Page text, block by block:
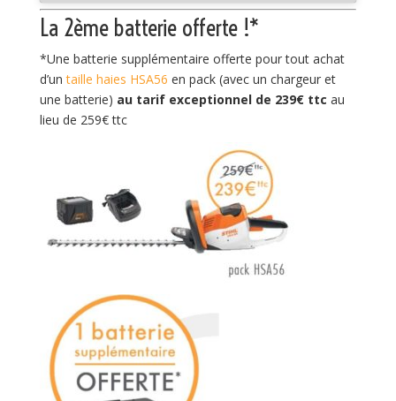
La 2ème batterie offerte !*
*Une batterie supplémentaire offerte pour tout achat
d’untaille haies HSA56 en pack (avec un chargeur et
une batterie) au tarif exceptionnel de 239€ ttc au
lieu de 259€ ttc